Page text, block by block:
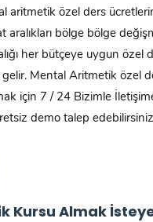
aritmetik özel ders
aralıkları bölge bölge
her bütçeye uygun özel
gelir. Mental Aritmetik özel
için 7 / 24 Bizimle
demo talep
Kursu Almak